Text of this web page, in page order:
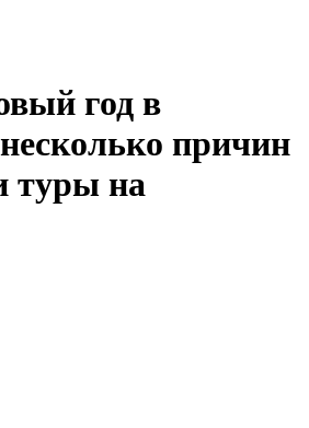
год в
причин
туры на